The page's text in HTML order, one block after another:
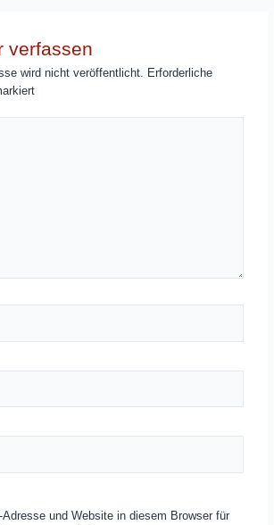
verfassen
wird nicht veröffentlicht. Erforderliche
Adresse und Website in diesem Browser für